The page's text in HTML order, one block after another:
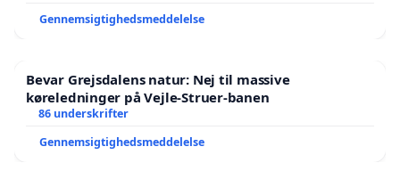
Gennemsigtighedsmeddelelse
Bevar Grejsdalens natur: Nej til massive
køreledninger på Vejle-Struer-banen
86 underskrifter
Gennemsigtighedsmeddelelse